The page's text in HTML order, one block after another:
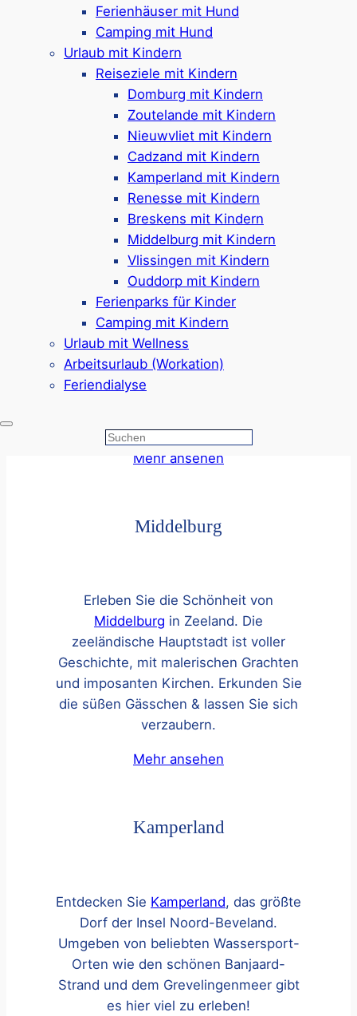
Ferienhäuser mit Hund
Camping mit Hund
Urlaub mit Kindern
Reiseziele mit Kindern
Domburg mit Kindern
Zoutelande mit Kindern
Nieuwvliet mit Kindern
Cadzand mit Kindern
Kamperland mit Kindern
Renesse mit Kindern
Breskens mit Kindern
Middelburg mit Kindern
Vlissingen mit Kindern
Ouddorp mit Kindern
Ferienparks für Kinder
Camping mit Kindern
Urlaub mit Wellness
Arbeitsurlaub (Workation)
Feriendialyse
Suchen
Groedeist ein malerisches Dorf in
Zeeland, nur wenige Minuten vom
Strand entfernt. Hier treffen
Geschichte, Gemütlichkeit und
Küstenflair aufeinander – perfekt für
alle, die Ruhe, Natur und
authentisches Holland suchen.
Mehr ansehen
Domburg
Domburg, ein schönes Seebad an der
holländischen Nordseeküste mit
historischen Gassen, kleinen Botiquen
und traumhaften Dünen. Dank der
Mehr ansehen
Middelburg
Erleben Sie die Schönheit von
Middelburg in Zeeland. Die
zeeländische Hauptstadt ist voller
Geschichte, mit malerischen Grachten
und imposanten Kirchen. Erkunden Sie
die süßen Gässchen & lassen Sie sich
verzaubern.
Mehr ansehen
Kamperland
Entdecken Sie Kamperland, das größte
Dorf der Insel Noord-Beveland.
Umgeben von beliebten Wassersport-
Orten wie den schönen Banjaard-
Strand und dem Grevelingenmeer gibt
es hier viel zu erleben!